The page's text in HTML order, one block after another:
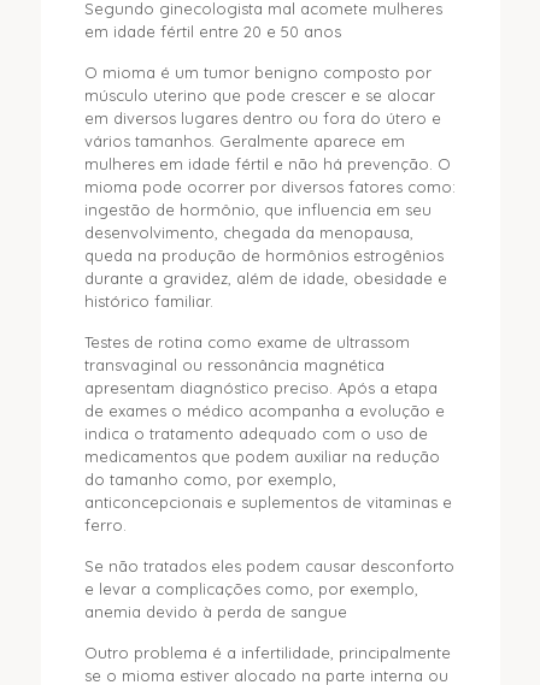
Segundo ginecologista mal acomete mulheres
em idade fértil entre 20 e 50 anos
O mioma é um tumor benigno composto por
músculo uterino que pode crescer e se alocar
em diversos lugares dentro ou fora do útero e
vários tamanhos. Geralmente aparece em
mulheres em idade fértil e não há prevenção. O
mioma pode ocorrer por diversos fatores como:
ingestão de hormônio, que influencia em seu
desenvolvimento, chegada da menopausa,
queda na produção de hormônios estrogênios
durante a gravidez, além de idade, obesidade e
histórico familiar.
Testes de rotina como exame de ultrassom
transvaginal ou ressonância magnética
apresentam diagnóstico preciso. Após a etapa
de exames o médico acompanha a evolução e
indica o tratamento adequado com o uso de
medicamentos que podem auxiliar na redução
do tamanho como, por exemplo,
anticoncepcionais e suplementos de vitaminas e
ferro.
Se não tratados eles podem causar desconforto
e levar a complicações como, por exemplo,
anemia devido à perda de sangue
Outro problema é a infertilidade, principalmente
se o mioma estiver alocado na parte interna ou